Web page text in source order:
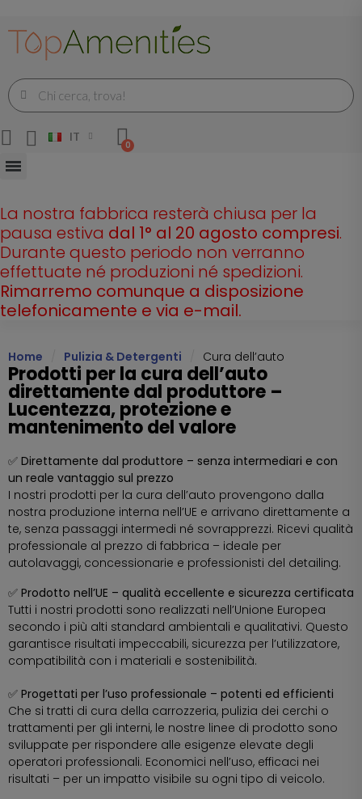
IT
La nostra fabbrica resterà chiusa per la
pausa estiva dal 1° al 20 agosto compresi.
Durante questo periodo non verranno
effettuate né produzioni né spedizioni.
Rimarremo comunque a disposizione
telefonicamente e via e-mail.
Home Pulizia & Detergenti Cura dell’auto
Prodotti per la cura dell’auto
direttamente dal produttore –
Lucentezza, protezione e
mantenimento del valore
✅ Direttamente dal produttore – senza intermediari e con
un reale vantaggio sul prezzo
I nostri prodotti per la cura dell’auto provengono dalla
nostra produzione interna nell’UE e arrivano direttamente a
te, senza passaggi intermedi né sovrapprezzi. Ricevi qualità
professionale al prezzo di fabbrica – ideale per
autolavaggi, concessionarie e professionisti del detailing.
✅ Prodotto nell’UE – qualità eccellente e sicurezza certificata
Tutti i nostri prodotti sono realizzati nell’Unione Europea
secondo i più alti standard ambientali e qualitativi. Questo
garantisce risultati impeccabili, sicurezza per l’utilizzatore,
compatibilità con i materiali e sostenibilità.
✅ Progettati per l’uso professionale – potenti ed efficienti
Che si tratti di cura della carrozzeria, pulizia dei cerchi o
trattamenti per gli interni, le nostre linee di prodotto sono
sviluppate per rispondere alle esigenze elevate degli
operatori professionali. Economici nell’uso, efficaci nei
risultati – per un impatto visibile su ogni tipo di veicolo.